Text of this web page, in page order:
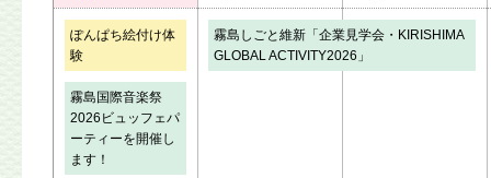
ぽんぱち絵付け体
験
霧島しごと維新「企業見学会・KIRISHIMA
GLOBAL ACTIVITY2026」
霧島国際音楽祭
2026ビュッフェパ
ーティーを開催し
ます！